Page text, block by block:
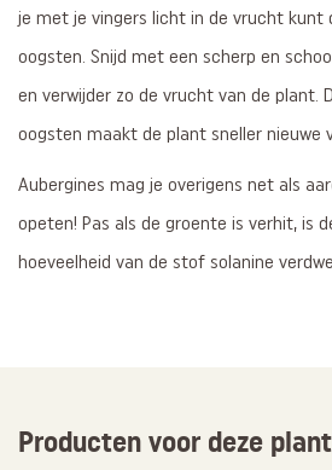
je met je vingers licht in de vrucht kunt
oogsten. Snijd met een scherp en
en verwijder zo de vrucht van de plant.
oogsten maakt de plant sneller nieuwe
Aubergines mag je overigens net als
opeten! Pas als de groente is verhit, is
hoeveelheid van de stof solanine
Producten voor deze plant